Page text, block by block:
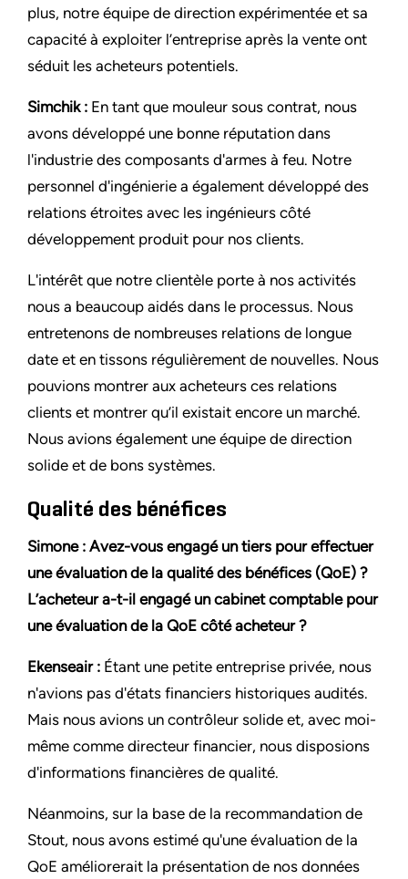
plus, notre équipe de direction expérimentée et sa
capacité à exploiter l’entreprise après la vente ont
séduit les acheteurs potentiels.
Simchik : En tant que mouleur sous contrat, nous
avons développé une bonne réputation dans
l'industrie des composants d'armes à feu. Notre
personnel d'ingénierie a également développé des
relations étroites avec les ingénieurs côté
développement produit pour nos clients.
L'intérêt que notre clientèle porte à nos activités
nous a beaucoup aidés dans le processus. Nous
entretenons de nombreuses relations de longue
date et en tissons régulièrement de nouvelles. Nous
pouvions montrer aux acheteurs ces relations
clients et montrer qu’il existait encore un marché.
Nous avions également une équipe de direction
solide et de bons systèmes.
Qualité des bénéfices
Simone : Avez-vous engagé un tiers pour effectuer
une évaluation de la qualité des bénéfices (QoE) ?
L’acheteur a-t-il engagé un cabinet comptable pour
une évaluation de la QoE côté acheteur ?
Ekenseair : Étant une petite entreprise privée, nous
n'avions pas d'états financiers historiques audités.
Mais nous avions un contrôleur solide et, avec moi-
même comme directeur financier, nous disposions
d'informations financières de qualité.
Néanmoins, sur la base de la recommandation de
Stout, nous avons estimé qu'une évaluation de la
QoE améliorerait la présentation de nos données